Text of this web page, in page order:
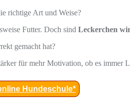
richtige Art und Weise?
Futter. Doch sind Leckerchen
gemacht hat?
für mehr Motivation, ob es immer
Hundeschule*